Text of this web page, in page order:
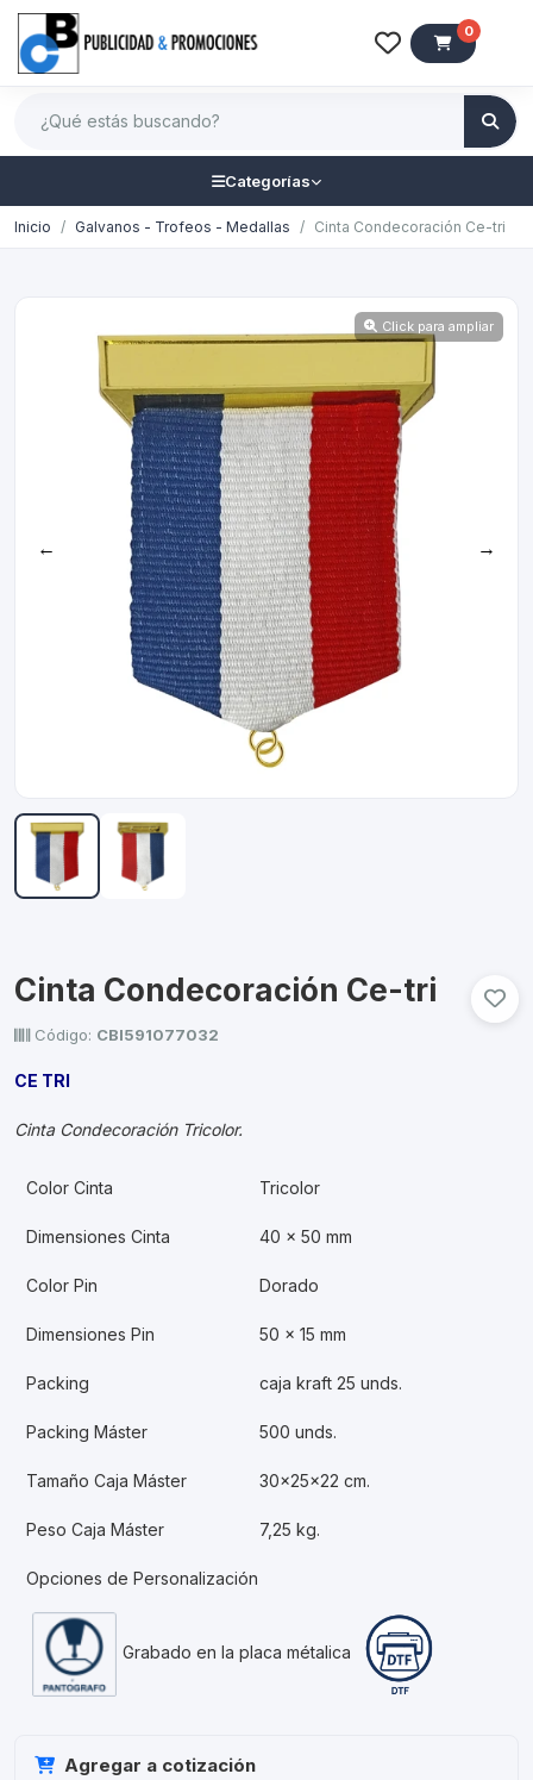
0
Categorías
Inicio Galvanos - Trofeos - Medallas Cinta Condecoración Ce-tri
Click para ampliar
← →
Cinta Condecoración Ce-tri
Código: CBI591077032
CE TRI
Cinta Condecoración Tricolor.
Color Cinta Tricolor
Dimensiones Cinta 40 x 50 mm
Color Pin Dorado
Dimensiones Pin 50 x 15 mm
Packing caja kraft 25 unds.
Packing Máster 500 unds.
Tamaño Caja Máster 30x25x22 cm.
Peso Caja Máster 7,25 kg.
Opciones de Personalización
Grabado en la placa métalica
Agregar a cotización